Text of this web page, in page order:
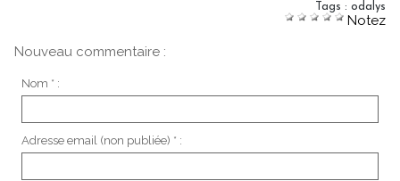
Tags : odalys
Notez
Nouveau commentaire :
Nom * :
Adresse email (non publiée) * :